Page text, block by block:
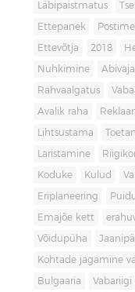
Läbipaistmatus
Ettepanek
Ettevõtja 2018
Nuhkimine
Rahvaalgatus
Avalik raha
Lihtsustama
Laristamine
Koduke Kulud
Eriplaneering
Emajõe kett
Võidupüha
Kohtade jagamine
Bulgaaria Vabariigi